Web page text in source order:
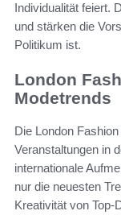
Individualität feiert.
und stärken die
Politikum ist.
London
Modetrends
Die London
Veranstaltungen in
internationale
nur die neuesten
Kreativität von Top-